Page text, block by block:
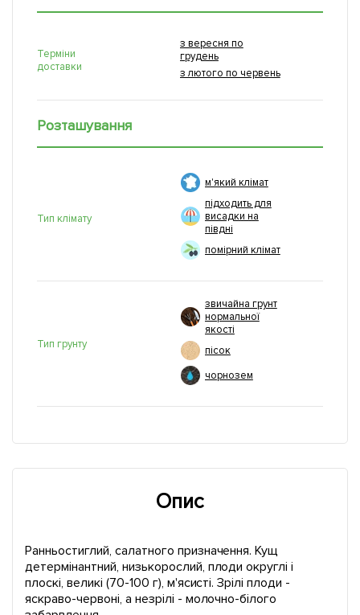
Терміни
доставки
з вересня по
грудень
з лютого по червень
Розташування
Тип клімату
м'який клімат
підходить для
висадки на
півдні
помірний клімат
Тип грунту
звичайна грунт
нормальної
якості
пісок
чорнозем
Опис
Ранньостиглий, салатного призначення. Кущ
детермінантний, низькорослий, плоди округлі і
плоскі, великі (70-100 г), м'ясисті. Зрілі плоди -
яскраво-червоні, а незрілі - молочно-білого